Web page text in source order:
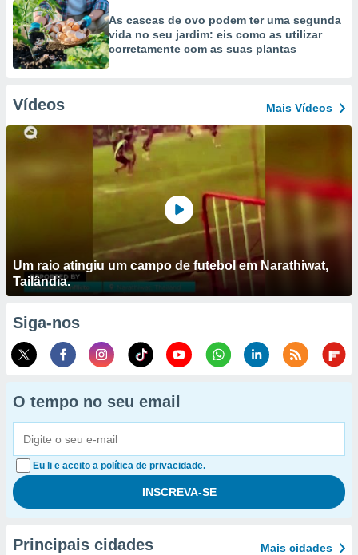
As cascas de ovo podem ter uma segunda
vida no seu jardim: eis como as utilizar
corretamente com as suas plantas
Vídeos Mais Vídeos
Um raio atingiu um campo de futebol em Narathiwat,
Tailândia.
Siga-nos
O tempo no seu email
Eu li e aceito a política de privacidade.
Principais cidades Mais cidades